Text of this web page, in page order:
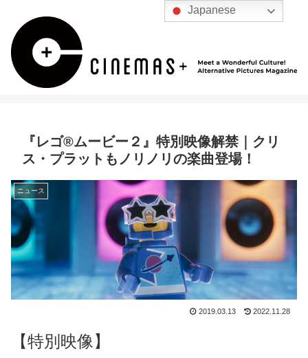
『レゴ®ムービー２』特別映像解禁｜クリ
ス・プラットもノリノリの楽曲登場！
ニュース
2019.03.13 2022.11.28
【特別映像】
Japanese